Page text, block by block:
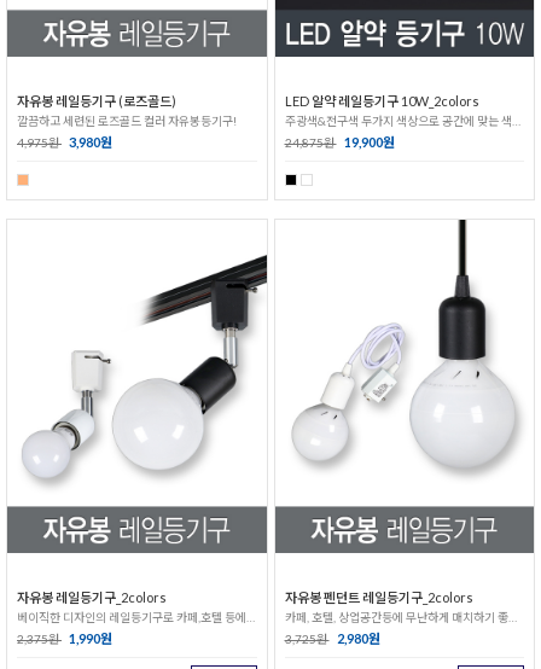
자유봉 레일등기구 (로즈골드)
깔끔하고 세련된 로즈골드 컬러 자유봉등기구!
4,975원 3,980원
LED 알약 레일등기구 10W_2colors
24,875원 19,900원
자유봉 레일등기구_2colors
2,375원 1,990원
자유봉 펜던트 레일등기구_2colors
카페, 호텔, 상업공간등에 무난하게 매치하기 좋은 펜던트 레일등기구!
3,725원
2,980원